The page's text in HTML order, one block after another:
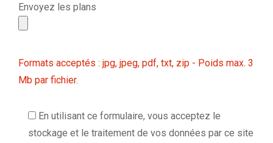
Envoyez les plans
Formats acceptés : jpg, jpeg, pdf, txt, zip - Poids max. 3
Mb par fichier.
En utilisant ce formulaire, vous acceptez le
stockage et le traitement de vos données par ce site